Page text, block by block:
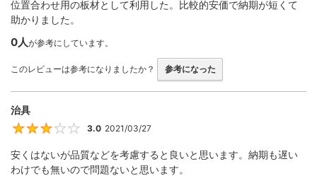
位置合わせ用の板材として利用した。比較的安価で納期が短くて
助かりました。
0人が参考にしています。
このレビューは参考になりましたか？ 参考になった
治具
3
3.0 2021/03/27
安くはないが品質などを考慮すると良いと思います。納期も遅い
わけでも無いので問題ないと思います。